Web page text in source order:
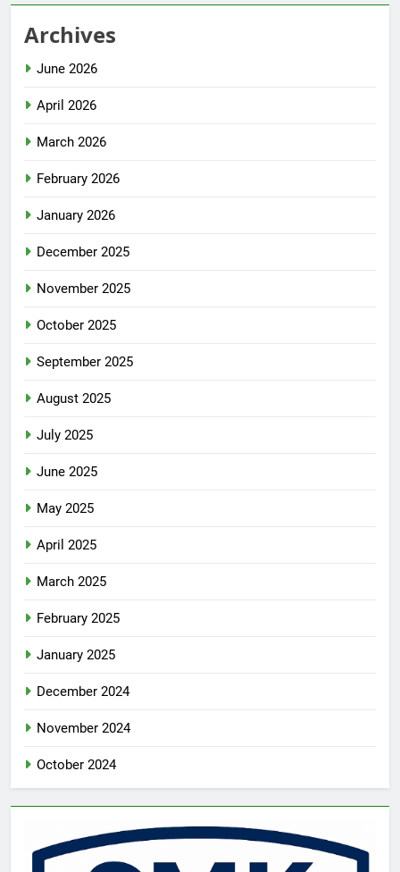
Archives
June 2026
April 2026
March 2026
February 2026
January 2026
December 2025
November 2025
October 2025
September 2025
August 2025
July 2025
June 2025
May 2025
April 2025
March 2025
February 2025
January 2025
December 2024
November 2024
October 2024